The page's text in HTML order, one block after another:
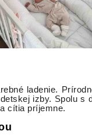
ladenie.
izby. Spolu s
cítia príjemne.